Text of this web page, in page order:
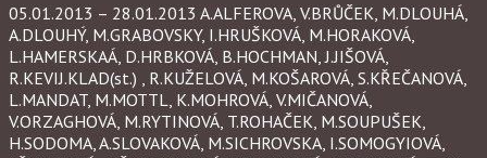
05.01.2013 – 28.01.2013 A.ALFEROVA, V.BRŮČEK, M.DLOUHÁ,
A.DLOUHÝ, M.GRABOVSKY, I.HRUŠKOVÁ, M.HORAKOVÁ,
L.HAMERSKAÁ, D.HRBKOVÁ, B.HOCHMAN, J.JIŠOVÁ,
R.KEVIJ.KLAD(st.) , R.KUŽELOVÁ, M.KOŠAROVÁ, S.KŘEČANOVÁ,
L.MANDAT, M.MOTTL, K.MOHROVÁ, V.MIČANOVÁ,
V.ORZAGHOVÁ, M.RYTINOVÁ, T.ROHAČEK, M.SOUPUŠEK,
H.SODOMA, A.SLOVAKOVÁ, M.SICHROVSKA, I.SOMOGYIOVÁ,